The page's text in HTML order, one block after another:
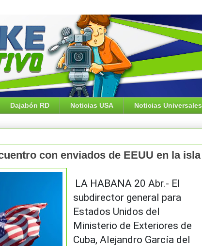
Dajabón RD Noticias USA Noticias Universales
con enviados de EEUU en la isla
LA HABANA 20 Abr.- El
subdirector general para
Estados Unidos del
Ministerio de Exteriores de
Cuba, Alejandro García del